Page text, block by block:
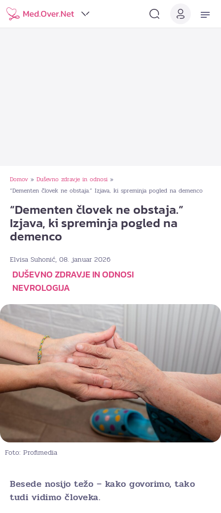
Domov » Duševno zdravje in odnosi »
“Dementen človek ne obstaja.” Izjava, ki spreminja pogled na demenco
“Dementen človek ne obstaja.”
Izjava, ki spreminja pogled na
demenco
Elvisa Suhonić, 08. januar 2026
DUŠEVNO ZDRAVJE IN ODNOSI
NEVROLOGIJA
Foto: Profimedia
Besede nosijo težo – kako govorimo, tako
tudi vidimo človeka.